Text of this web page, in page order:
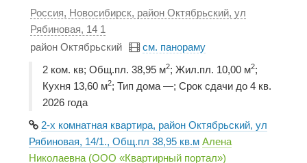
Россия, Новосибирск, район Октябрьский, ул
Рябиновая, 14 1
район Октябрьский
см. панораму
2 ком. кв; Общ.пл. 38,95 м2; Жил.пл. 10,00 м2;
Кухня 13,60 м2; Тип дома —; Срок сдачи до 4 кв.
2026 года
2-х комнатная квартира, район Октябрьский, ул
Рябиновая, 14/1., Общ.пл 38,95 кв.м Алена
Николаевна (ООО «Квартирный портал»)